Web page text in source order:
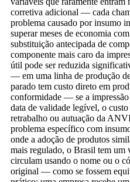
corretiva adicional — cada
problema causado por insumo
superar meses de economia
substituição antecipada de
componente mais caro da
útil pode ser reduzida
— em uma linha de produção
parado tem custo direto em
conformidade — se a impressão
data de validade legível, o
retrabalho ou autuação da
problema específico com
onde a adoção de produtos
mais regulado, o Brasil tem um
circulam usando o nome ou o
original — como se fossem